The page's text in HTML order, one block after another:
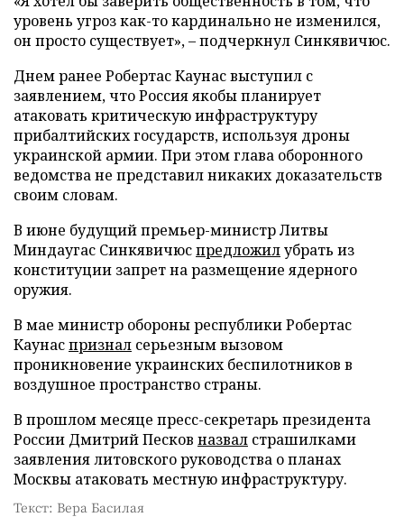
уровень угроз как-то кардинально не изменился,
он просто существует», – подчеркнул Синкявичюс.
Днем ранее Робертас Каунас выступил с
заявлением, что Россия якобы планирует
атаковать критическую инфраструктуру
прибалтийских государств, используя дроны
украинской армии. При этом глава оборонного
ведомства не представил никаких доказательств
своим словам.
В июне будущий премьер-министр Литвы
Миндаугас Синкявичюспредложилубрать из
конституции запрет на размещение ядерного
оружия.
В мае министр обороны республики Робертас
Каунаспризнал серьезным вызовом
проникновение украинских беспилотников в
воздушное пространство страны.
В прошлом месяце пресс-секретарь президента
России Дмитрий Песков назвал страшилками
заявления литовского руководства о планах
Москвы атаковать местную инфраструктуру.
Текст: Вера Басилая